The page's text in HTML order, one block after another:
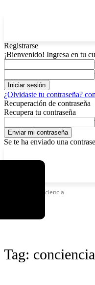
Registrarse
¡Bienvenido! Ingresa en tu
¿Olvidaste tu contraseña?
Recuperación de contraseña
Recupera tu contraseña
Se te ha enviado una
Conciencia
Tag: conciencia